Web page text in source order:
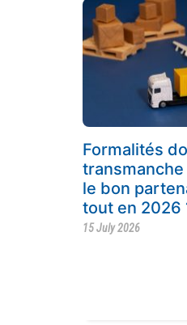
Formalités
le bon
tout en 2026
15 July 2026